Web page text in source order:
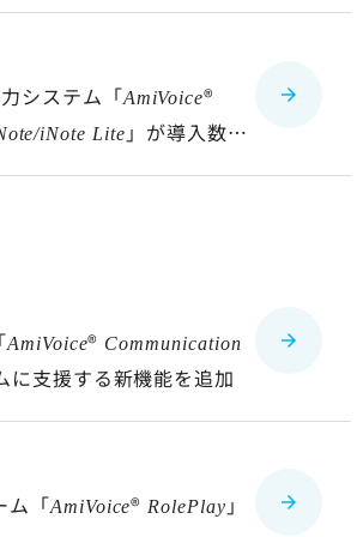
システム「AmiVoice®
iNote Lite 」が導入数
AmiVoice® Communication
に支援する新機能を追加
ム「AmiVoice®RolePlay 」